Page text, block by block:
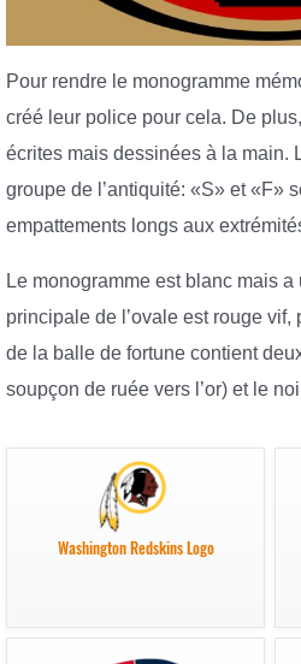
Pour rendre le monogramme
créé leur police pour cela. De
écrites mais dessinées à la main.
groupe de l’antiquité: «S» et «F»
empattements longs aux
Le monogramme est blanc mais
principale de l’ovale est rouge
de la balle de fortune contient
soupçon de ruée vers l’or) et le
Washington Redskins Logo